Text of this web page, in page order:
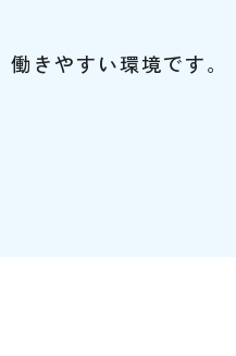
きやすい環境です。